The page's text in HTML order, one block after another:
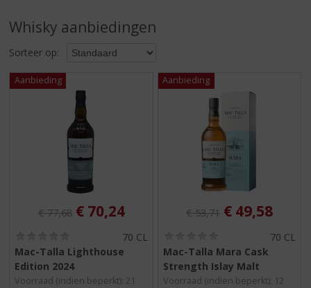
r
n
g
n
g
a
t
Whisky aanbiedingen
Sorteer op:
Originele prijs was:
€77,68 , Huidige prijs is:
€ 70,24
,
/
70 CL
Mac-Talla Lighthouse
Edition 2024
Voorraad (indien beperkt): 21
Originele prijs was:
€53,71 , Huidige
€ 49,58
,
0
/
70 CL
Mac-Talla Mara Cask
Strength Islay Malt
Voorraad (indien beperkt): 12